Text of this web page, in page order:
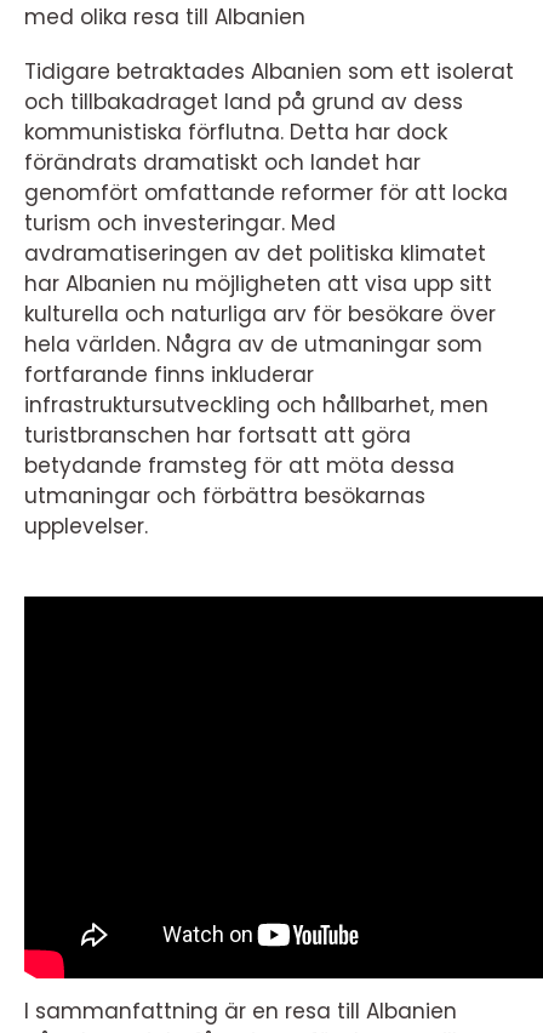
med olika resa till Albanien
Tidigare betraktades Albanien som ett isolerat
och tillbakadraget land på grund av dess
kommunistiska förflutna. Detta har dock
förändrats dramatiskt och landet har
genomfört omfattande reformer för att locka
turism och investeringar. Med
avdramatiseringen av det politiska klimatet
har Albanien nu möjligheten att visa upp sitt
kulturella och naturliga arv för besökare över
hela världen. Några av de utmaningar som
fortfarande finns inkluderar
infrastruktursutveckling och hållbarhet, men
turistbranschen har fortsatt att göra
betydande framsteg för att möta dessa
utmaningar och förbättra besökarnas
upplevelser.
I sammanfattning är en resa till Albanien